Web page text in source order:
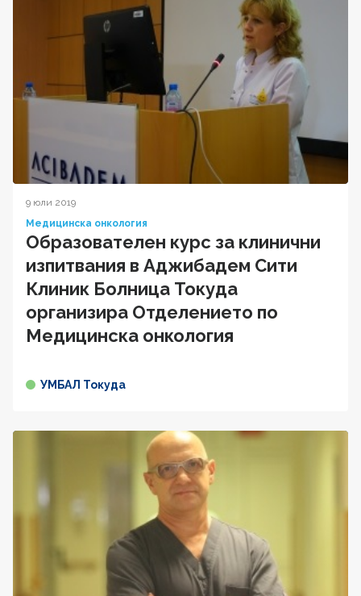
9 юли 2019
Медицинска онкология
Образователен курс за клинични
изпитвания в Аджибадем Сити
Клиник Болница Токуда
организира Отделението по
Медицинска онкология
УМБАЛ Токуда